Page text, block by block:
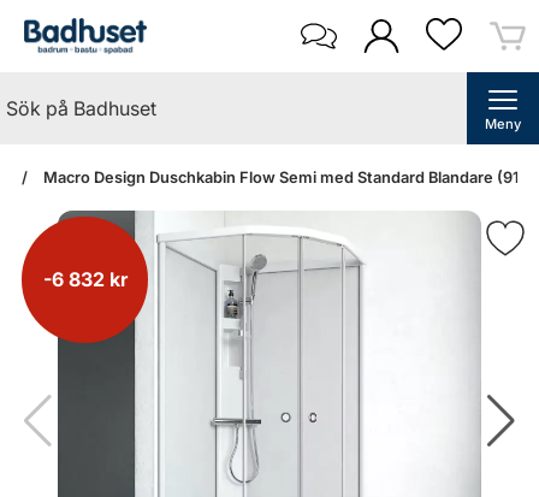
Meny
Macro Design Duschkabin Flow Semi med Standard Blandare
-6 832 kr